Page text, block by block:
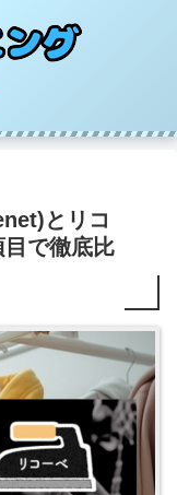
とリコ
で徹底比